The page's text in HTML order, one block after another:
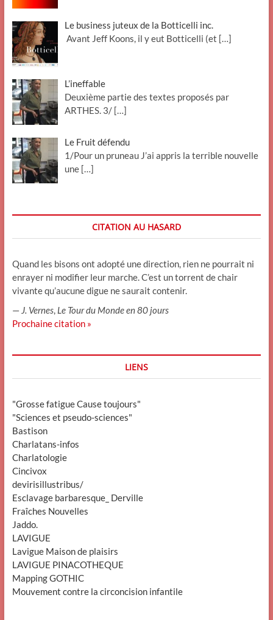
Le business juteux de la Botticelli inc.
Avant Jeff Koons, il y eut Botticelli (et […]
L’ineffable
Deuxième partie des textes proposés par
ARTHES. 3/ […]
Le Fruit défendu
1/Pour un pruneau J’ai appris la terrible nouvelle
une […]
CITATION AU HASARD
Quand les bisons ont adopté une direction, rien ne pourrait ni
enrayer ni modifier leur marche. C’est un torrent de chair
vivante qu’aucune digue ne saurait contenir.
— J. Vernes, Le Tour du Monde en 80 jours
Prochaine citation »
LIENS
"Grosse fatigue Cause toujours"
"Sciences et pseudo-sciences"
Bastison
Charlatans-infos
Charlatologie
Cincivox
devirisillustribus/
Esclavage barbaresque_ Derville
Fraîches Nouvelles
Jaddo.
LAVIGUE
Lavigue Maison de plaisirs
LAVIGUE PINACOTHEQUE
Mapping GOTHIC
Mouvement contre la circoncision infantile